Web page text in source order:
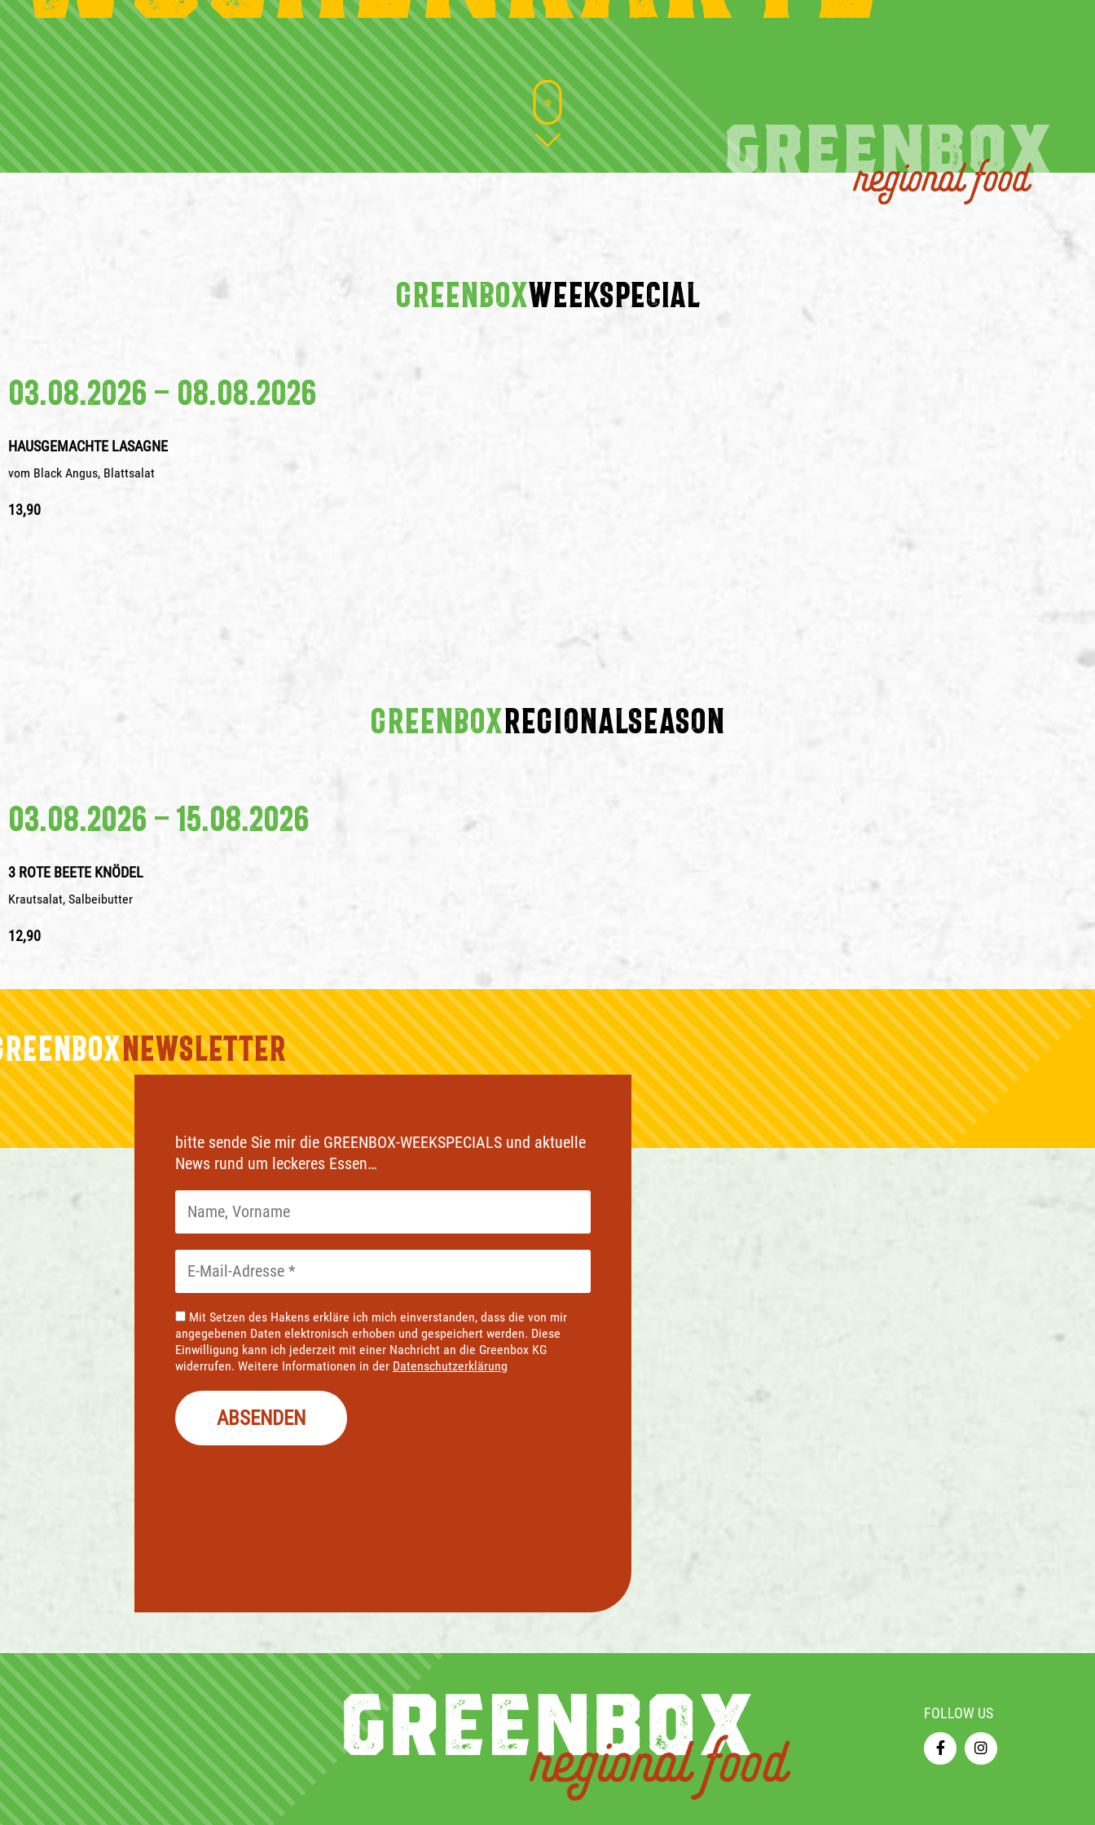
GREENBOX
regional food
GREENBOXWEEKSPECIAL
03.08.2026 – 08.08.2026
HAUSGEMACHTE LASAGNE
vom Black Angus, Blattsalat
13,90
GREENBOXREGIONALSEASON
03.08.2026 – 15.08.2026
3 ROTE BEETE KNÖDEL
Krautsalat, Salbeibutter
12,90
NEWSLETTER
bitte sende Sie mir die GREENBOX-WEEKSPECIALS und aktuelle
News rund um leckeres Essen…
Mit Setzen des Hakens erkläre ich mich einverstanden, dass die von mir
angegebenen Daten elektronisch erhoben und gespeichert werden. Diese
Einwilligung kann ich jederzeit mit einer Nachricht an die Greenbox KG
widerrufen. Weitere Informationen in der Datenschutzerklärung
regional food
FOLLOW US